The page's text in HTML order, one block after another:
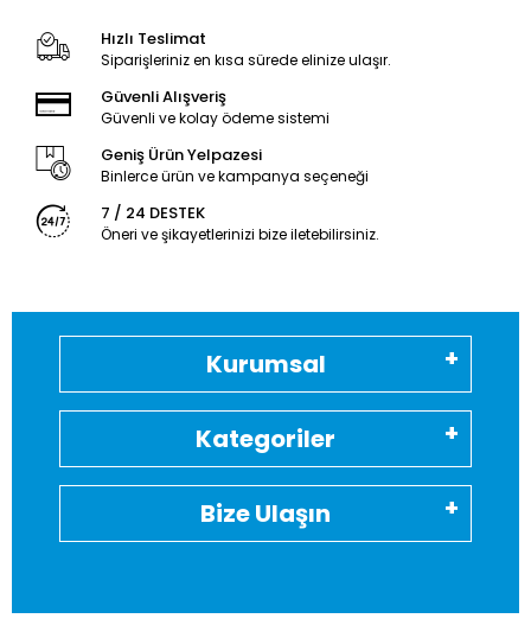
Hızlı Teslimat
Siparişleriniz en kısa sürede elinize ulaşır.
Güvenli Alışveriş
Güvenli ve kolay ödeme sistemi
Geniş Ürün Yelpazesi
Binlerce ürün ve kampanya seçeneği
7 / 24 DESTEK
Öneri ve şikayetlerinizi bize iletebilirsiniz.
Kurumsal
Kategoriler
Bize Ulaşın